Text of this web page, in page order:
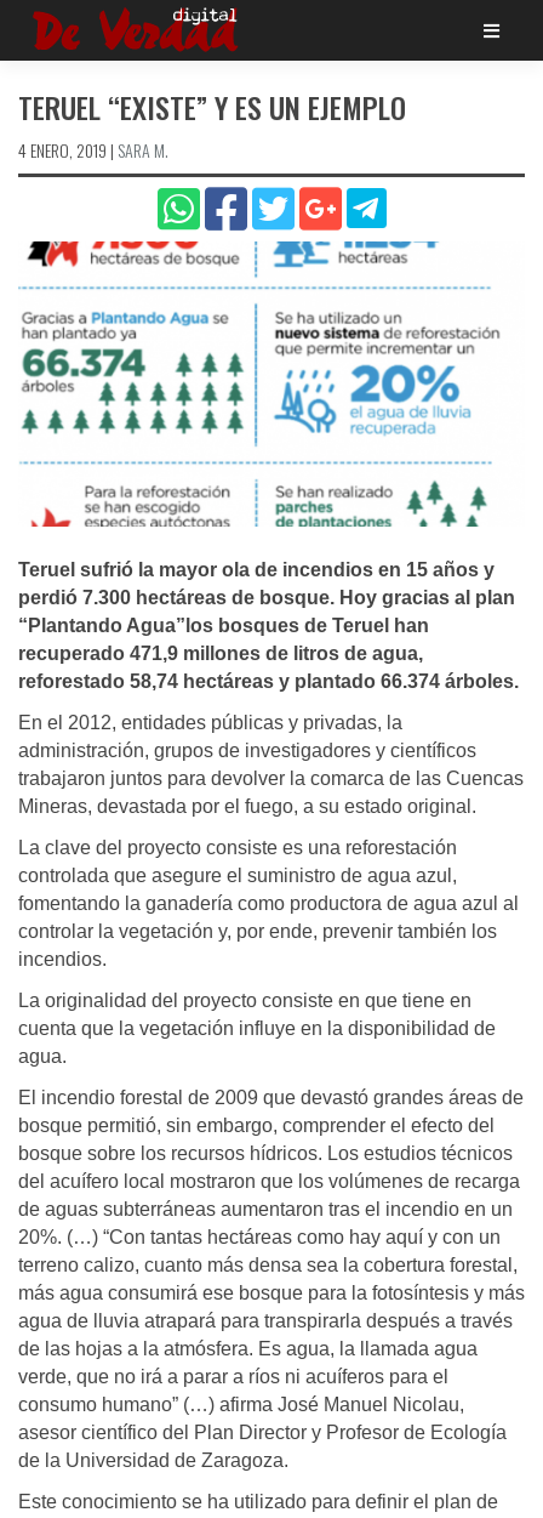
Saltar
TERUEL “EXISTE” Y ES UN EJEMPLO
4 ENERO, 2019 | SARA M.
Teruel sufrió la mayor ola de incendios en 15 años y
perdió 7.300 hectáreas de bosque. Hoy gracias al plan
“Plantando Agua”los bosques de Teruel han
recuperado 471,9 millones de litros de agua,
reforestado 58,74 hectáreas y plantado 66.374 árboles.
En el 2012, entidades públicas y privadas, la
administración, grupos de investigadores y científicos
trabajaron juntos para devolver la comarca de las Cuencas
Mineras, devastada por el fuego, a su estado original.
La clave del proyecto consiste es una reforestación
controlada que asegure el suministro de agua azul,
fomentando la ganadería como productora de agua azul al
controlar la vegetación y, por ende, prevenir también los
incendios.
La originalidad del proyecto consiste en que tiene en
cuenta que la vegetación influye en la disponibilidad de
agua.
El incendio forestal de 2009 que devastó grandes áreas de
bosque permitió, sin embargo, comprender el efecto del
bosque sobre los recursos hídricos. Los estudios técnicos
del acuífero local mostraron que los volúmenes de recarga
de aguas subterráneas aumentaron tras el incendio en un
20%. (…) “Con tantas hectáreas como hay aquí y con un
terreno calizo, cuanto más densa sea la cobertura forestal,
más agua consumirá ese bosque para la fotosíntesis y más
agua de lluvia atrapará para transpirarla después a través
de las hojas a la atmósfera. Es agua, la llamada agua
verde, que no irá a parar a ríos ni acuíferos para el
consumo humano” (…) afirma José Manuel Nicolau,
asesor científico del Plan Director y Profesor de Ecología
de la Universidad de Zaragoza.
Este conocimiento se ha utilizado para definir el plan de